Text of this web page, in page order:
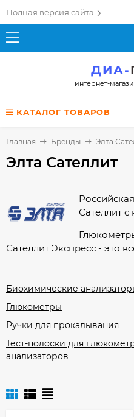
Полная версия сайта
ДИА-
интернет-
КАТАЛОГ ТОВАРОВ
Главная Бренды Элта
Элта Сателлит
Сателлит
Сателлит Экспресс - это
Биохимические
Глюкометры
Ручки для прокалывания
Тест-полоски для
анализаторов